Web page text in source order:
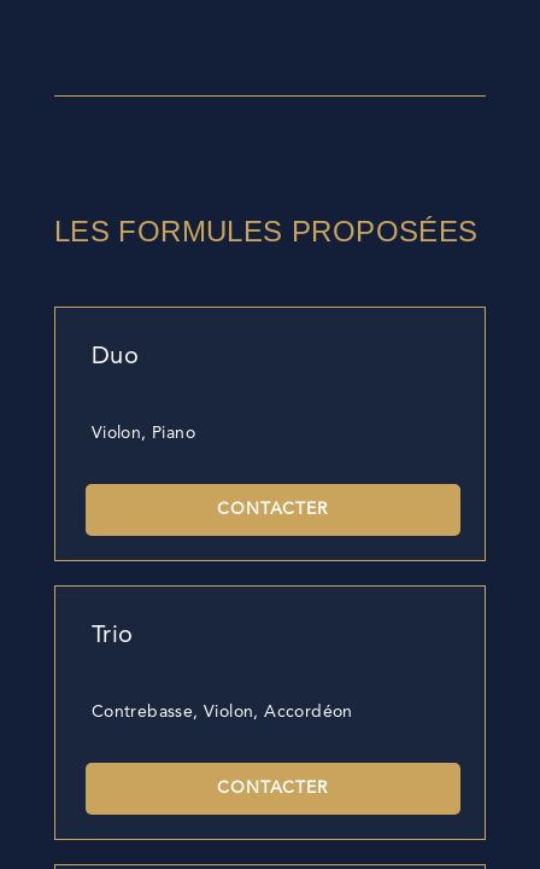
LES FORMULES PROPOSÉES
Duo
Violon, Piano
CONTACTER
Trio
Contrebasse, Violon, Accordéon
CONTACTER